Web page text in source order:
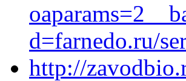
d=farnedo.ru/
http://